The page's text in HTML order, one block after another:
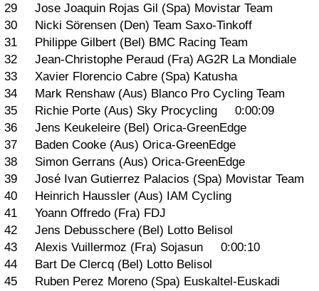
29 Jose Joaquin Rojas Gil (Spa) Movistar Team
30 Nicki Sörensen (Den) Team Saxo-Tinkoff
31 Philippe Gilbert (Bel) BMC Racing Team
32 Jean-Christophe Peraud (Fra) AG2R La Mondiale
33 Xavier Florencio Cabre (Spa) Katusha
34 Mark Renshaw (Aus) Blanco Pro Cycling Team
35 Richie Porte (Aus) Sky Procycling 0:00:09
36 Jens Keukeleire (Bel) Orica-GreenEdge
37 Baden Cooke (Aus) Orica-GreenEdge
38 Simon Gerrans (Aus) Orica-GreenEdge
39 José Ivan Gutierrez Palacios (Spa) Movistar Team
40 Heinrich Haussler (Aus) IAM Cycling
41 Yoann Offredo (Fra) FDJ
42 Jens Debusschere (Bel) Lotto Belisol
43 Alexis Vuillermoz (Fra) Sojasun 0:00:10
44 Bart De Clercq (Bel) Lotto Belisol
45 Ruben Perez Moreno (Spa) Euskaltel-Euskadi